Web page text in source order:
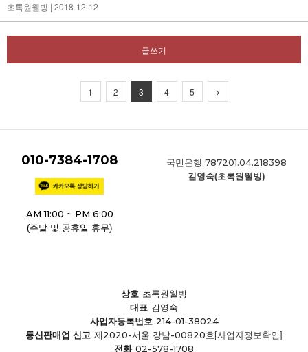
초록원웰빙 | 2018-12-12
글쓰기
1 2 3 4 5
010-7384-1708
AM 11:00 ~ PM 6:00
(주말 및 공휴일 휴무)
국민은행 787201.04.218398
김영숙(초록원웰빙)
상호 초록원웰빙
대표 김영숙
사업자등록번호 214-01-38024
통신판매업 신고 제2020-서울 강남-00820호 [사업자정보확인]
전화 02-578-1708